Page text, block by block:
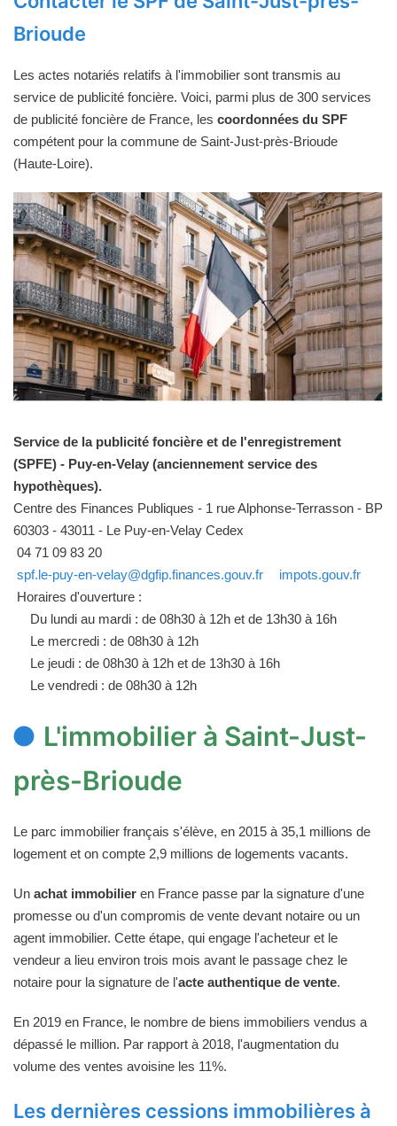
Brioude
Les actes notariés relatifs à l'immobilier sont transmis au
service de publicité foncière. Voici, parmi plus de 300 services
de publicité foncière de France, les coordonnées du SPF
compétent pour la commune de Saint-Just-près-Brioude
(Haute-Loire).
Service de la publicité foncière et de l'enregistrement
(SPFE) - Puy-en-Velay (anciennement service des
hypothèques).
Centre des Finances Publiques - 1 rue Alphonse-Terrasson - BP
60303 - 43011 - Le Puy-en-Velay Cedex
04 71 09 83 20
spf.le-puy-en-velay@dgfip.finances.gouv.fr
impots.gouv.fr
Horaires d'ouverture :
Du lundi au mardi : de 08h30 à 12h et de 13h30 à 16h
Le mercredi : de 08h30 à 12h
Le jeudi : de 08h30 à 12h et de 13h30 à 16h
Le vendredi : de 08h30 à 12h
L'immobilier à Saint-Just-
près-Brioude
Le parc immobilier français s'élève, en 2015 à 35,1 millions de
logement et on compte 2,9 millions de logements vacants.
Un achat immobilier en France passe par la signature d'une
promesse ou d'un compromis de vente devant notaire ou un
agent immobilier. Cette étape, qui engage l'acheteur et le
vendeur a lieu environ trois mois avant le passage chez le
notaire pour la signature de l'acte authentique de vente.
En 2019 en France, le nombre de biens immobiliers vendus a
dépassé le million. Par rapport à 2018, l'augmentation du
volume des ventes avoisine les 11%.
Les dernières cessions immobilières à